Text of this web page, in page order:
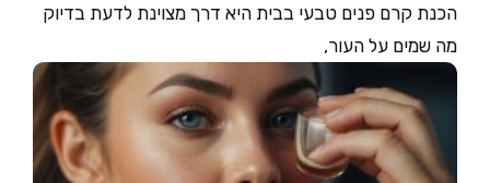
הכנת קרם פנים טבעי בבית היא דרך מצוינת לדעת בדיוק
מה שמים על העור,